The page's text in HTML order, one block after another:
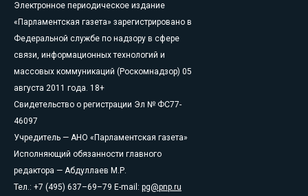
Электронное периодическое издание
«Парламентская газета» зарегистрировано в
Федеральной службе по надзору в сфере
связи, информационных технологий и
массовых коммуникаций (Роскомнадзор) 05
августа 2011 года. 18+
Свидетельство о регистрации Эл № ФС77-
46097
Учредитель — АНО «Парламентская газета»
Исполняющий обязанности главного
редактора — Абдуллаев М.Р.
Тел.: +7 (495) 637–69–79 E-mail: pg@pnp.ru